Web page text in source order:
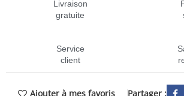
Livraison
gratuite
Service
client
Ajouter à mes favoris
Partager :